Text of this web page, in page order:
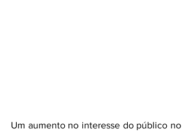
Um aumento no interesse do público no